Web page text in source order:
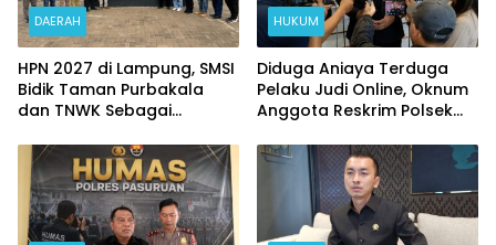
DAERAH
HPN 2027 di Lampung, SMSI
Bidik Taman Purbakala
dan TNWK Sebagai
HUKUM
Diduga Aniaya Terduga
Pelaku Judi Online, Oknum
Anggota Reskrim Polsek